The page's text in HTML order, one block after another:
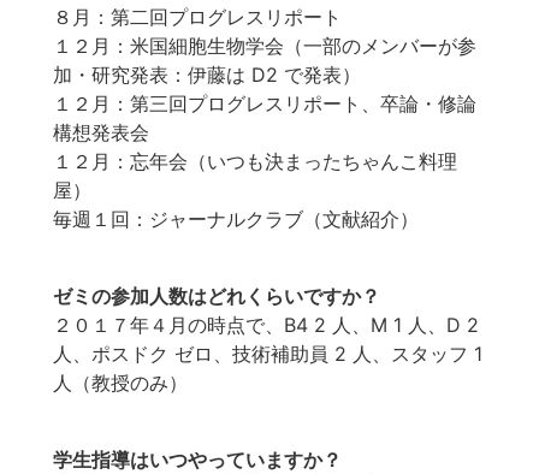
８月：第二回プログレスリポート
１２月：米国細胞生物学会（一部のメンバーが参
加・研究発表：伊藤は D2 で発表）
１２月：第三回プログレスリポート、卒論・修論
構想発表会
１２月：忘年会（いつも決まったちゃんこ料理
屋）
毎週１回：ジャーナルクラブ（文献紹介）
ゼミの参加人数はどれくらいですか？
２０１７年４月の時点で、B4 2 人、M 1 人、D 2
人、ポスドク ゼロ、技術補助員 2 人、スタッフ 1
人（教授のみ）
学生指導はいつやっていますか？